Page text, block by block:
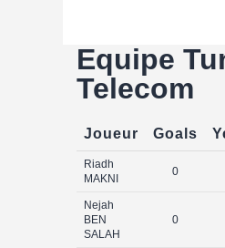
Equipe
Telecom
Joueur Goals
Riadh
MAKNI
0
Nejah
BEN
SALAH
0